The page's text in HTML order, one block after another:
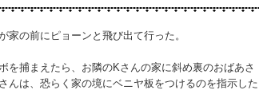
家の前にピョーンと飛び出て行った。
を捕まえたら、お隣のKさんの家に斜め裏のおばあさ
んは、恐らく家の境にベニヤ板をつけるのを指示した